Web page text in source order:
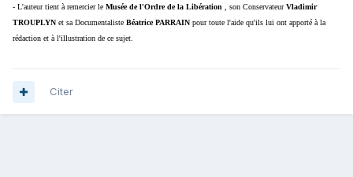
- L'auteur tient à remercier le Musée de l'Ordre de la Libération , son ConservateurVladimir
TROUPLYN et sa Documentaliste Béatrice PARRAIN pour toute l'aide qu'ils lui ont apporté à la
rédaction et à l'illustration de ce sujet.
Citer